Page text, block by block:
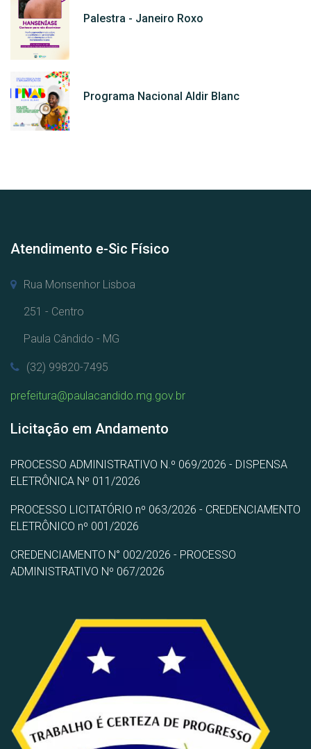
Palestra - Janeiro Roxo
Programa Nacional Aldir Blanc
Atendimento e-Sic Físico
Rua Monsenhor Lisboa
251 - Centro
Paula Cândido - MG
(32) 99820-7495
prefeitura@paulacandido.mg.gov.br
Licitação em Andamento
PROCESSO ADMINISTRATIVO N.º 069/2026 - DISPENSA
ELETRÔNICA Nº 011/2026
PROCESSO LICITATÓRIO nº 063/2026 - CREDENCIAMENTO
ELETRÔNICO nº 001/2026
CREDENCIAMENTO N° 002/2026 - PROCESSO
ADMINISTRATIVO Nº 067/2026